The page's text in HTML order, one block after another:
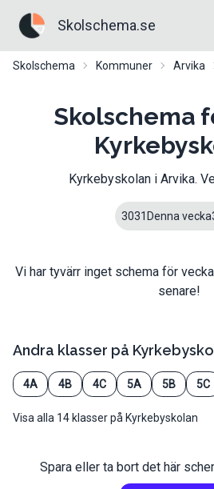
Skolschema.se
Skolschema Kommuner Arvika
Skolschema
Kyrkebyskolan i Arvika.
3031 Denna vecka
Vi har tyvärr inget schema för vecka
senare!
Andra klasser på
4A 4B 4C 5A 5B 5C
Visa alla 14 klasser på Kyrkebyskolan
Spara eller ta bort det här